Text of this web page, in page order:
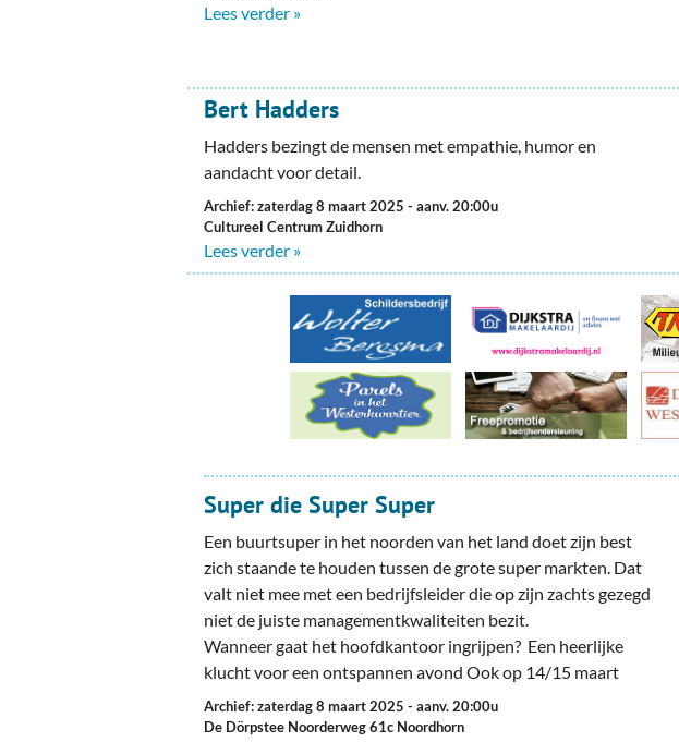
Lees verder »
Bert Hadders
Hadders bezingt de mensen met empathie, humor en
aandacht voor detail.
Archief: zaterdag 8 maart 2025- aanv. 20:00u
Cultureel Centrum Zuidhorn
Lees verder »
Super die Super Super
Een buurtsuper in het noorden van het land doet zijn best
zich staande te houden tussen de grote super markten. Dat
valt niet mee met een bedrijfsleider die op zijn zachts gezegd
niet de juiste managementkwaliteiten bezit.
Wanneer gaat het hoofdkantoor ingrijpen? Een heerlijke
klucht voor een ontspannen avond Ook op 14/15 maart
Archief: zaterdag 8 maart 2025- aanv. 20:00u
De Dörpstee Noorderweg 61c Noordhorn